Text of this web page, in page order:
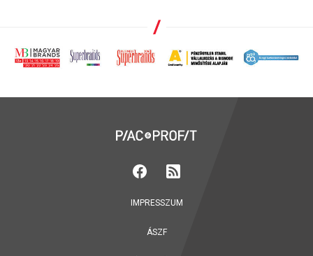
IMPRESSZUM
ÁSZF